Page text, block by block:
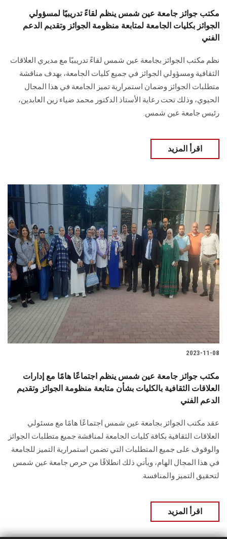
الزائـرون
سجل الان
مكتب جوائز جامعة عين شمس ينظم لقاءً تدريبيًا لمسؤولي
الجوائز بكليات الجامعة لمتابعة منظومة الجوائز وتقديم الدعم
الفني
نظم مكتب الجوائز بجامعة عين شمس لقاءً تدريبيًا مع مديري العلاقات
الثقافية ومسؤولي الجوائز في جميع كليات الجامعة، بهدف مناقشة
متطلبات الجوائز وضمان استمرارية تميز الجامعة في هذا المجال
الحيوي، وذلك تحت رعاية الأستاذ الدكتور محمد ضياء زين العابدين،
رئيس جامعة عين شمس.
اقرأ المزيد
2023-11-08
مكتب جوائز جامعة عين شمس ينظم اجتماعًا هامًا مع إدارات
العلاقات الثقافية بالكليات بشأن متابعة منظومة الجوائز وتقديم
الدعم الفني
عقد مكتب الجوائز بجامعة عين شمس اجتماعًا هامًا مع مسئولي
العلاقات الثقافية بكافة كليات الجامعة لمناقشة جميع متطلبات الجوائز
والوقوف على جميع المتطلبات التي تضمن استمرارية التميز للجامعة
في هذا المجال الهام، ويأتي ذلك انطلاقًا من حرص جامعة عين شمس
لتحقيق التميز والمنافسة.
اقرأ المزيد